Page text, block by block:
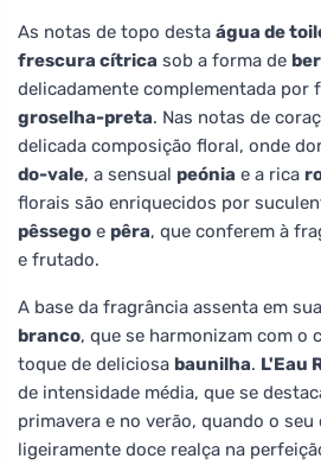
As notas de topo desta água de
frescura cítrica sob a forma de
delicadamente complementada por
groselha-preta. Nas notas de
delicada composição floral, onde
do-vale, a sensual peónia e a rica
florais são enriquecidos por
pêssego e pêra, que conferem à
e frutado.
A base da fragrância assenta em
branco, que se harmonizam com o
toque de deliciosa baunilha. L'Eau
de intensidade média, que se
primavera e no verão, quando o
ligeiramente doce realça na